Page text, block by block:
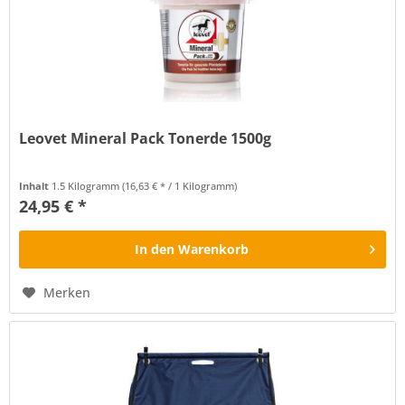
Leovet Mineral Pack Tonerde 1500g
Pferdebeine. Die besondere Kombination von Tonerde mit
Arnika ist außerordentlich wirksam. Die Wirkstoffe
Tiefenwirkung. Mineralpack plus...
Inhalt 1.5 Kilogramm(16,63 € * / 1 Kilogramm)
24,95 € *
In den Warenkorb
Merken